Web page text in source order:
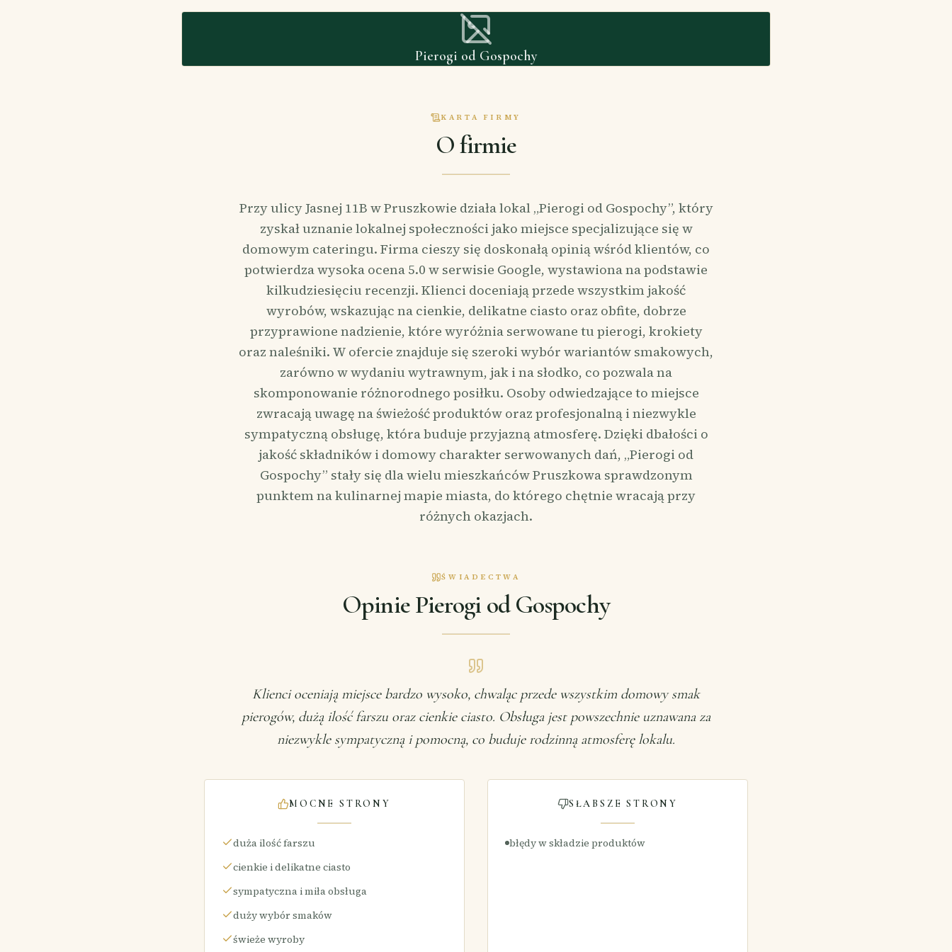
Pierogi od Gospochy
KARTA FIRMY
O firmie
Przy ulicy Jasnej 11B w Pruszkowie działa lokal „Pierogi od Gospochy”, który
zyskał uznanie lokalnej społeczności jako miejsce specjalizujące się w
domowym cateringu. Firma cieszy się doskonałą opinią wśród klientów, co
potwierdza wysoka ocena 5.0 w serwisie Google, wystawiona na podstawie
kilkudziesięciu recenzji. Klienci doceniają przede wszystkim jakość
wyrobów, wskazując na cienkie, delikatne ciasto oraz obfite, dobrze
przyprawione nadzienie, które wyróżnia serwowane tu pierogi, krokiety
oraz naleśniki. W ofercie znajduje się szeroki wybór wariantów smakowych,
zarówno w wydaniu wytrawnym, jak i na słodko, co pozwala na
skomponowanie różnorodnego posiłku. Osoby odwiedzające to miejsce
zwracają uwagę na świeżość produktów oraz profesjonalną i niezwykle
sympatyczną obsługę, która buduje przyjazną atmosferę. Dzięki dbałości o
jakość składników i domowy charakter serwowanych dań, „Pierogi od
Gospochy” stały się dla wielu mieszkańców Pruszkowa sprawdzonym
punktem na kulinarnej mapie miasta, do którego chętnie wracają przy
różnych okazjach.
ŚWIADECTWA
Opinie Pierogi od Gospochy
Klienci oceniają miejsce bardzo wysoko, chwaląc przede wszystkim domowy smak
pierogów, dużą ilość farszu oraz cienkie ciasto. Obsługa jest powszechnie uznawana za
niezwykle sympatyczną i pomocną, co buduje rodzinną atmosferę lokalu.
MOCNE STRONY
duża ilość farszu
cienkie i delikatne ciasto
sympatyczna i miła obsługa
duży wybór smaków
świeże wyroby
SŁABSZE STRONY
błędy w składzie produktów